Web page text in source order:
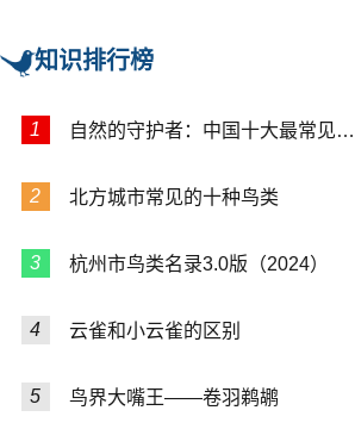
知识排行榜
1 自然的守护者：中国十大最常见的益鸟
2 北方城市常见的十种鸟类
3 杭州市鸟类名录3.0版（2024）
4 云雀和小云雀的区别
5 鸟界大嘴王——卷羽鹈鹕